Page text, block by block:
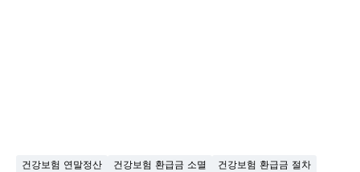
건강보험 연말정산 건강보험 환급금 소멸
건강보험 환급금 절차